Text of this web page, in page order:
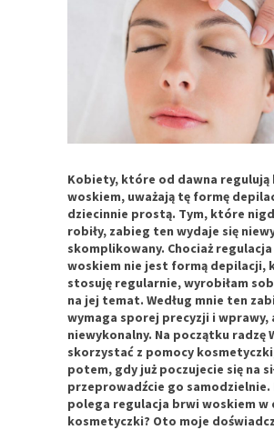
Kobiety, które od dawna regulują
woskiem, uważają tę formę
dziecinnie prostą. Tym, które
robiły, zabieg ten wydaje się
skomplikowany. Chociaż
woskiem nie jest formą depilacji,
stosuję regularnie, wyrobiłam
na jej temat. Według mnie ten
wymaga sporej precyzji i wprawy,
niewykonalny. Na początku radzę
skorzystać z pomocy
potem, gdy już poczujecie się na
przeprowadźcie go samodzielnie.
polega regulacja brwi woskiem w
kosmetyczki? Oto moje